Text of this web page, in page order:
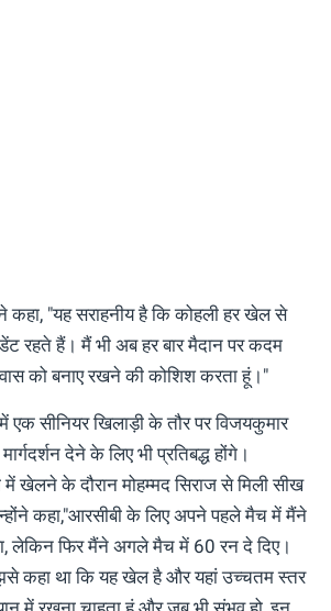
कहा, "यह सराहनीय है कि कोहली हर खेल से
रहते हैं। मैं भी अब हर बार मैदान पर कदम
को बनाए रखने की कोशिश करता हूं।"
एक सीनियर खिलाड़ी के तौर पर विजयकुमार
देने के लिए भी प्रतिबद्ध होंगे।
खेलने के दौरान मोहम्मद सिराज से मिली सीख
कहा,"आरसीबी के लिए अपने पहले मैच में मैंने
लेकिन फिर मैंने अगले मैच में 60 रन दे दिए।
कहा था कि यह खेल है और यहां उच्चतम स्तर